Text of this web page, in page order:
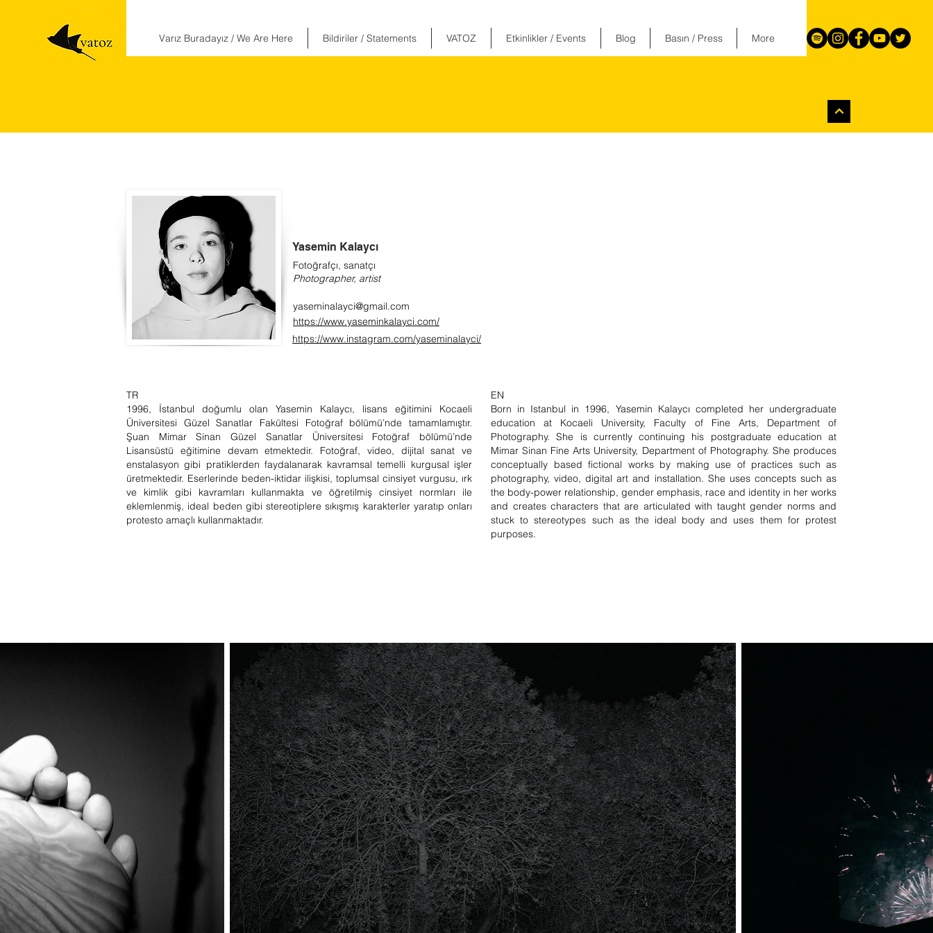
Varız Buradayız / We Are Here Bildiriler / Statements VATOZ Etkinlikler / Events Blog Basın / Press More
Yasemin Kalaycı
Fotoğrafçı, sanatçı
Photographer, artist
yaseminalayci@gmail.com
https://www.yaseminkalayci.com/
https://www.instagram.com/yaseminalayci/
TR
1996, İstanbul doğumlu olan Yasemin Kalaycı, lisans eğitimini Kocaeli
Üniversitesi Güzel Sanatlar Fakültesi Fotoğraf bölümü’nde tamamlamıştır.
Şuan Mimar Sinan Güzel Sanatlar Üniversitesi Fotoğraf bölümü’nde
Lisansüstü eğitimine devam etmektedir. Fotoğraf, video, dijital sanat ve
enstalasyon gibi pratiklerden faydalanarak kavramsal temelli kurgusal işler
üretmektedir. Eserlerinde beden-iktidar ilişkisi, toplumsal cinsiyet vurgusu, ırk
ve kimlik gibi kavramları kullanmakta ve öğretilmiş cinsiyet normları ile
eklemlenmiş, ideal beden gibi stereotiplere sıkışmış karakterler yaratıp onları
protesto amaçlı kullanmaktadır.
EN
Born in Istanbul in 1996, Yasemin Kalaycı completed her undergraduate
education at Kocaeli University, Faculty of Fine Arts, Department of
Photography. She is currently continuing his postgraduate education at
Mimar Sinan Fine Arts University, Department of Photography. She produces
conceptually based fictional works by making use of practices such as
photography, video, digital art and installation. She uses concepts such as
the body-power relationship, gender emphasis, race and identity in her works
and creates characters that are articulated with taught gender norms and
stuck to stereotypes such as the ideal body and uses them for protest
purposes.